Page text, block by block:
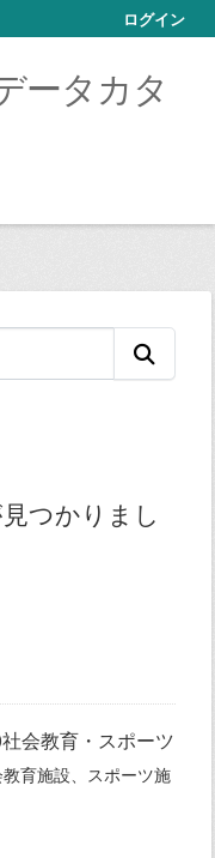
ログイン
ータカタ
つかりまし
会教育・スポーツ
育施設、スポーツ施